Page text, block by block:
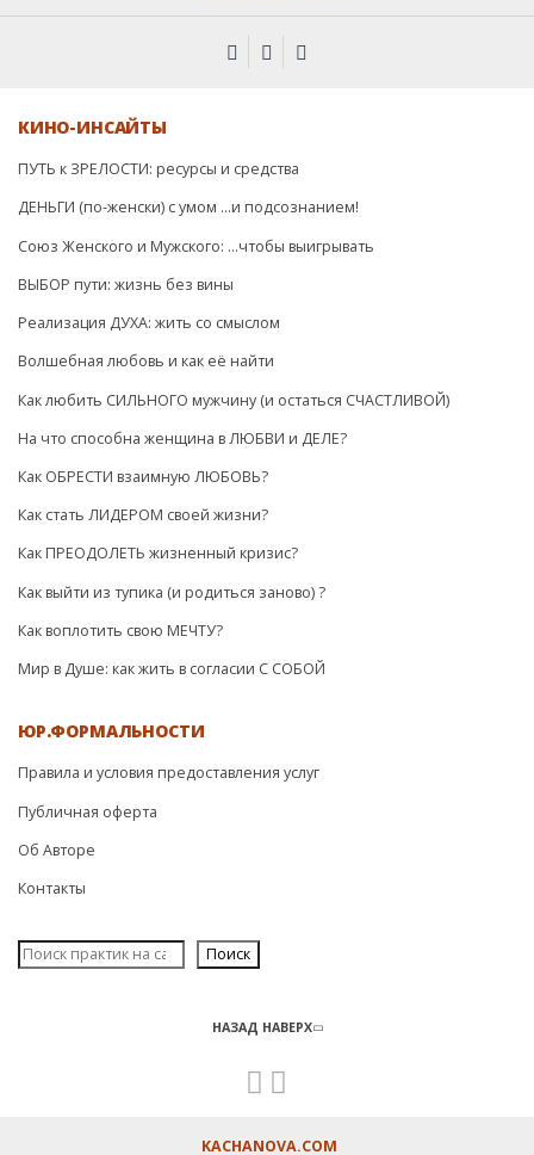
КИНО-ИНСАЙТЫ
ПУТЬ к ЗРЕЛОСТИ: ресурсы и средства
ДЕНЬГИ (по-женски) с умом …и подсознанием!
Союз Женского и Мужского: …чтобы выигрывать
ВЫБОР пути: жизнь без вины
Реализация ДУХА: жить со смыслом
Волшебная любовь и как её найти
Как любить СИЛЬНОГО мужчину (и остаться СЧАСТЛИВОЙ)
На что способна женщина в ЛЮБВИ и ДЕЛЕ?
Как ОБРЕСТИ взаимную ЛЮБОВЬ?
Как стать ЛИДЕРОМ своей жизни?
Как ПРЕОДОЛЕТЬ жизненный кризис?
Как выйти из тупика (и родиться заново) ?
Как воплотить свою МЕЧТУ?
Мир в Душе: как жить в согласии С СОБОЙ
ЮР.ФОРМАЛЬНОСТИ
Правила и условия предоставления услуг
Публичная оферта
Об Авторе
Контакты
Поиск Поиск
НАЗАД НАВЕРХ
KACHANOVA.COM